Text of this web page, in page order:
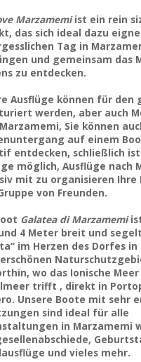
Marzamemiist ein rein
das sich ideal dazu
Tag in
und gemeinsam das
zu entdecken.
Ausflüge können für den
werden, aber auch
Sie können
auf einem
entdecken, schließlich
möglich, Ausflüge nach
mit zu organisieren Ihre
von Freunden.
Galatea di Marzamemi
4 Meter breit und
im Herzen des Dorfes
wo das Ionische
trifft , direkt in
Unsere Boote mit sehr
sind ideal für alle
in Marzamemi
,
und vieles mehr.